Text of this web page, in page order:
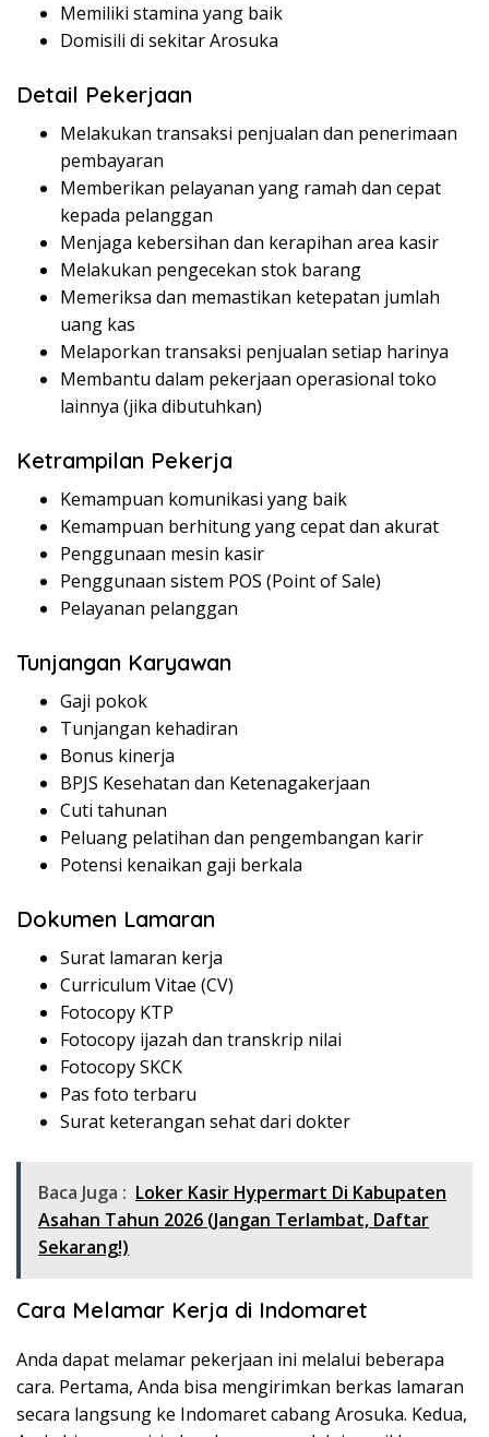
Memiliki stamina yang baik
Domisili di sekitar Arosuka
Detail Pekerjaan
Melakukan transaksi penjualan dan penerimaan
pembayaran
Memberikan pelayanan yang ramah dan cepat
kepada pelanggan
Menjaga kebersihan dan kerapihan area kasir
Melakukan pengecekan stok barang
Memeriksa dan memastikan ketepatan jumlah
uang kas
Melaporkan transaksi penjualan setiap harinya
Membantu dalam pekerjaan operasional toko
lainnya (jika dibutuhkan)
Ketrampilan Pekerja
Kemampuan komunikasi yang baik
Kemampuan berhitung yang cepat dan akurat
Penggunaan mesin kasir
Penggunaan sistem POS (Point of Sale)
Pelayanan pelanggan
Tunjangan Karyawan
Gaji pokok
Tunjangan kehadiran
Bonus kinerja
BPJS Kesehatan dan Ketenagakerjaan
Cuti tahunan
Peluang pelatihan dan pengembangan karir
Potensi kenaikan gaji berkala
Dokumen Lamaran
Surat lamaran kerja
Curriculum Vitae (CV)
Fotocopy KTP
Fotocopy ijazah dan transkrip nilai
Fotocopy SKCK
Pas foto terbaru
Surat keterangan sehat dari dokter
Baca Juga : Loker Kasir Hypermart Di Kabupaten
Asahan Tahun 2026 (Jangan Terlambat, Daftar
Sekarang!)
Cara Melamar Kerja di Indomaret
Anda dapat melamar pekerjaan ini melalui beberapa
cara. Pertama, Anda bisa mengirimkan berkas lamaran
secara langsung ke Indomaret cabang Arosuka. Kedua,